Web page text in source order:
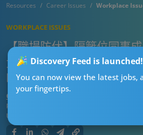
Discovery Feed is launched!
You can now view the latest jobs,
your fingertips.
Resources Career Issues Workplace
WORKPLACE ISSUES
【職場防伏】隔籬位同事
大「搞事份子」特徵！最乞
嘢
CTgoodjobs’ Editor
Published:
Updated: